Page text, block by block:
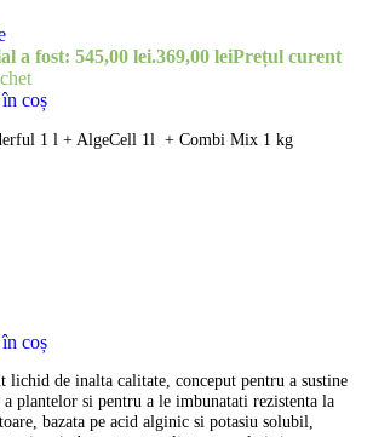
a fost: 545,00 lei.369,00 leiPrețul curent
coș
1 l + AlgeCell 1l + Combi Mix 1 kg
coș
lichid de inalta calitate, conceput pentru a sustine
a plantelor si pentru a le imbunatati rezistenta la
bazata pe acid alginic si potasiu solubil,